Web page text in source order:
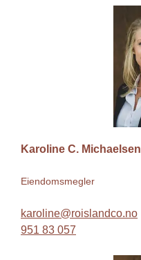
Karoline C. Michaelsen
Eiendomsmegler
karoline@roislandco.no
951 83 057